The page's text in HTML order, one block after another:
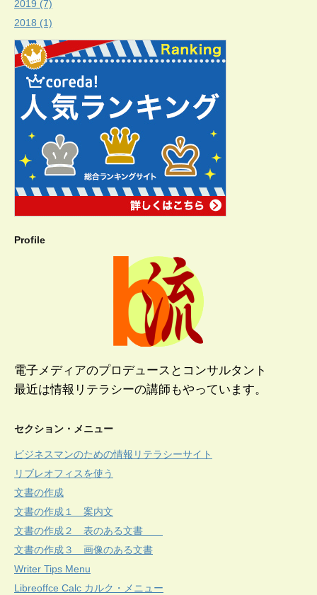
2019 (7)
2018 (1)
Profile
電子メディアのプロデュースとコンサルタント
最近は情報リテラシーの講師もやっています。
セクション・メニュー
ビジネスマンのための情報リテラシーサイト
リブレオフィスを使う
文書の作成
文書の作成１ 案内文
文書の作成２ 表のある文書
文書の作成３ 画像のある文書
Writer Tips Menu
Libreoffce Calc カルク・メニュー